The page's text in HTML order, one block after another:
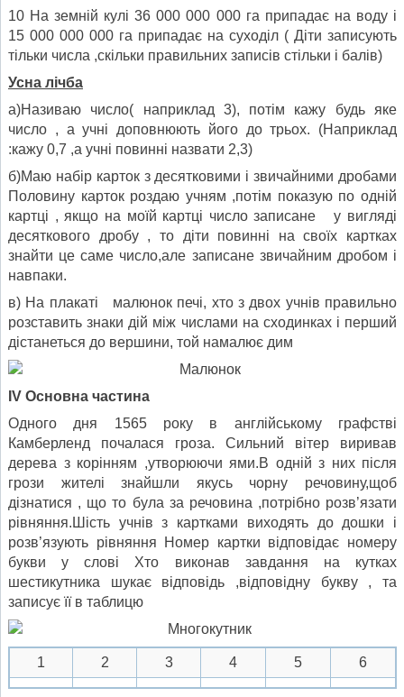
10 На земній кулі 36 000 000 000 га припадає на воду і
15 000 000 000 га припадає на суходіл ( Діти записують
тільки числа ,скільки правильних записів стільки і балів)
Усна лічба
а)Називаю число( наприклад 3), потім кажу будь яке
число , а учні доповнюють його до трьох. (Наприклад
:кажу 0,7 ,а учні повинні назвати 2,3)
б)Маю набір карток з десятковими і звичайними дробами
Половину карток роздаю учням ,потім показую по одній
картці , якщо на моїй картці число записане у вигляді
десяткового дробу , то діти повинні на своїх картках
знайти це саме число,але записане звичайним дробом і
навпаки.
в) На плакаті малюнок печі, хто з двох учнів правильно
розставить знаки дій між числами на сходинках і перший
дістанеться до вершини, той намалює дим
V Основна частина
Одного дня 1565 року в англійському графстві
Камберленд почалася гроза. Сильний вітер виривав
дерева з корінням ,утворюючи ями.В одній з них після
грози жителі знайшли якусь чорну речовину,щоб
дізнатися , що то була за речовина ,потрібно розв’язати
рівняння.Шість учнів з картками виходять до дошки і
розв’язують рівняння Номер картки відповідає номеру
букви у слові Хто виконав завдання на кутках
шестикутника шукає відповідь ,відповідну букву , та
записує її в таблицю
1 2 3 4 5 6